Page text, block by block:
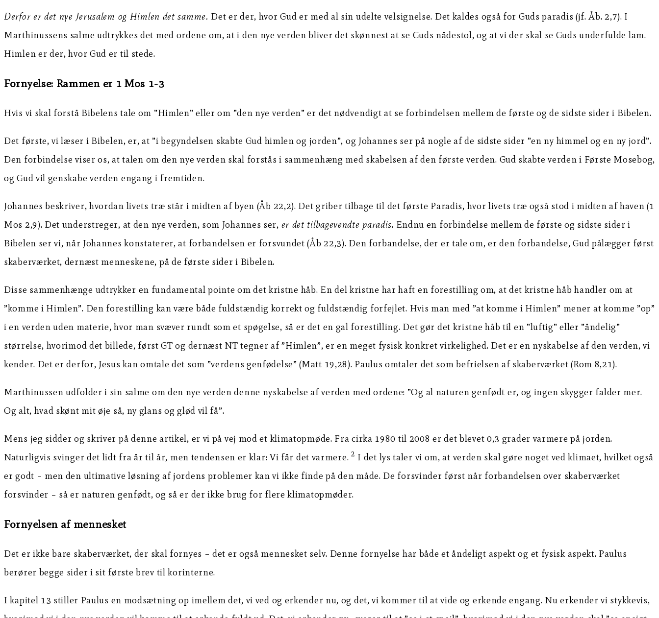
Derfor er det nye Jerusalem og Himlen det samme. Det er der, hvor Gud er med al sin udelte velsignelse. Det kaldes også for Guds paradis (jf. Åb. 2,7). I
Marthinussens salme udtrykkes det med ordene om, at i den nye verden bliver det skønnest at se Guds nådestol, og at vi der skal se Guds underfulde lam.
Himlen er der, hvor Gud er til stede.
Fornyelse: Rammen er 1 Mos 1-3
Hvis vi skal forstå Bibelens tale om ”Himlen” eller om ”den nye verden” er det nødvendigt at se forbindelsen mellem de første og de sidste sider i Bibelen.
Det første, vi læser i Bibelen, er, at ”i begyndelsen skabte Gud himlen og jorden”, og Johannes ser på nogle af de sidste sider ”en ny himmel og en ny jord”.
Den forbindelse viser os, at talen om den nye verden skal forstås i sammenhæng med skabelsen af den første verden. Gud skabte verden i Første Mosebog,
og Gud vil genskabe verden engang i fremtiden.
Johannes beskriver, hvordan livets træ står i midten af byen (Åb 22,2). Det griber tilbage til det første Paradis, hvor livets træ også stod i midten af haven (1
Mos 2,9). Det understreger, at den nye verden, som Johannes ser, er det tilbagevendte paradis. Endnu en forbindelse mellem de første og sidste sider i
Bibelen ser vi, når Johannes konstaterer, at forbandelsen er forsvundet (Åb 22,3). Den forbandelse, der er tale om, er den forbandelse, Gud pålægger først
skaberværket, dernæst menneskene, på de første sider i Bibelen.
Disse sammenhænge udtrykker en fundamental pointe om det kristne håb. En del kristne har haft en forestilling om, at det kristne håb handler om at
”komme i Himlen”. Den forestilling kan være både fuldstændig korrekt og fuldstændig forfejlet. Hvis man med ”at komme i Himlen” mener at komme ”op”
i en verden uden materie, hvor man svæver rundt som et spøgelse, så er det en gal forestilling. Det gør det kristne håb til en ”luftig” eller ”åndelig”
størrelse, hvorimod det billede, først GT og dernæst NT tegner af ”Himlen”, er en meget fysisk konkret virkelighed. Det er en nyskabelse af den verden, vi
kender. Det er derfor, Jesus kan omtale det som ”verdens genfødelse” (Matt 19,28). Paulus omtaler det som befrielsen af skaberværket (Rom 8,21).
Marthinussen udfolder i sin salme om den nye verden denne nyskabelse af verden med ordene: ”Og al naturen genfødt er, og ingen skygger falder mer.
Og alt, hvad skønt mit øje så, ny glans og glød vil få”.
Mens jeg sidder og skriver på denne artikel, er vi på vej mod et klimatopmøde. Fra cirka 1980 til 2008 er det blevet 0,3 grader varmere på jorden.
Naturligvis svinger det lidt fra år til år, men tendensen er klar: Vi får det varmere. 2 I det lys taler vi om, at verden skal gøre noget ved klimaet, hvilket også
er godt – men den ultimative løsning af jordens problemer kan vi ikke finde på den måde. De forsvinder først når forbandelsen over skaberværket
forsvinder – så er naturen genfødt, og så er der ikke brug for flere klimatopmøder.
Fornyelsen af mennesket
Det er ikke bare skaberværket, der skal fornyes – det er også mennesket selv. Denne fornyelse har både et åndeligt aspekt og et fysisk aspekt. Paulus
berører begge sider i sit første brev til korinterne.
I kapitel 13 stiller Paulus en modsætning op imellem det, vi ved og erkender nu, og det, vi kommer til at vide og erkende engang. Nu erkender vi stykkevis,